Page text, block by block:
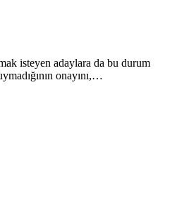
isteyen adaylara da bu durum
onayını,…